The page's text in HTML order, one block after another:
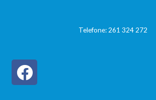
Telefone: 261 324 272